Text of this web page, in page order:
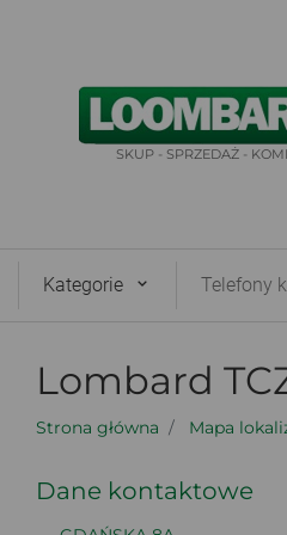
SKUP - SPRZEDAŻ -
Kategorie Telefony
Lombard
Strona główna Mapa
Dane kontaktowe